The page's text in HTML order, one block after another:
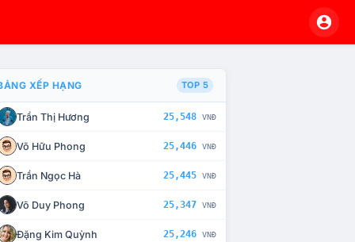
CHẾ TÀI XỬ LÝ VI PHẠM
XẾP HẠNG TOP 5
Trần Thị Hương 25,548 VNĐ
Võ Hữu Phong 25,446 VNĐ
Trần Ngọc Hà 25,445 VNĐ
Võ Duy Phong 25,347 VNĐ
Đặng Kim Quỳnh 25,246 VNĐ